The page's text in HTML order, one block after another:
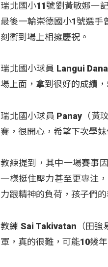
瑞北國小11號劉黃敏娜一
最後一輪崇德國小1號選手
刻衝到場上相擁慶祝。
瑞北國小球員 Langui
場上面，拿到很好的成績，
瑞北國小球員 Panay（黃
賽，很開心，希望下次學
教練提到，其中一場賽事
一樣挺住壓力甚至更專注
力跟精神的負荷，孩子們
教練 Sai Takivatan（田強
軍，真的很難，可能10幾